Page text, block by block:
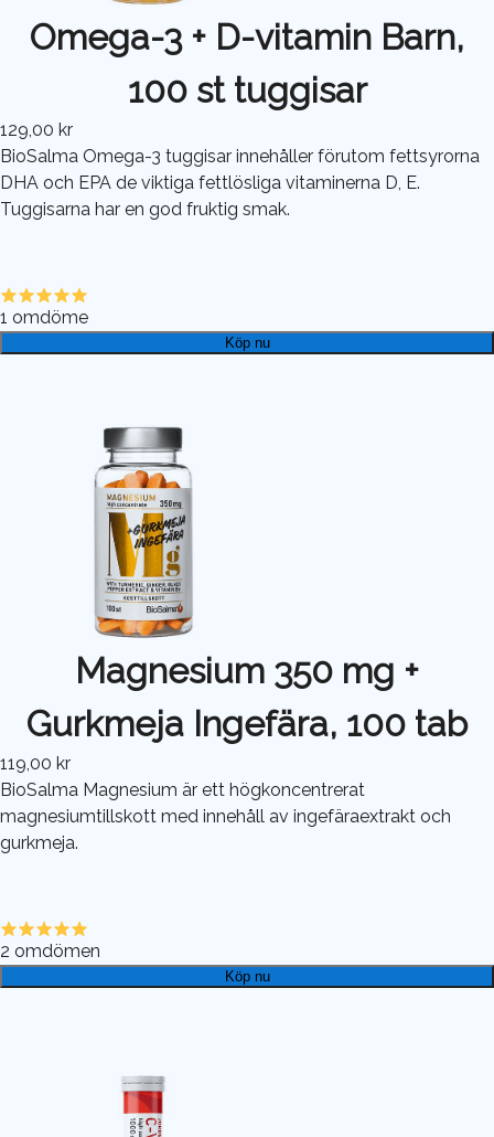
Omega-3 + D-vitamin Barn,
100 st tuggisar
129,00 kr
BioSalma Omega-3 tuggisar innehåller förutom fettsyrorna
DHA och EPA de viktiga fettlösliga vitaminerna D, E.
Tuggisarna har en god fruktig smak.
1 omdöme
Köp nu
Magnesium 350 mg +
Gurkmeja Ingefära, 100 tab
119,00 kr
BioSalma Magnesium är ett högkoncentrerat
magnesiumtillskott med innehåll av ingefäraextrakt och
gurkmeja.
2 omdömen
Köp nu